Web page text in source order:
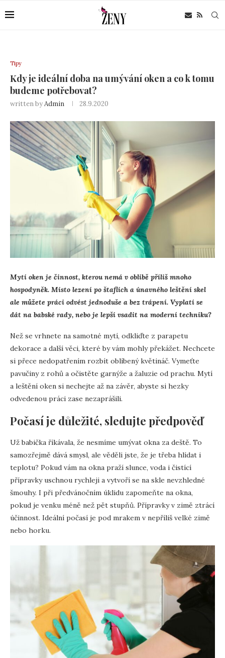
Tipy
Kdy je ideální doba na umývání oken a co k tomu
budeme potřebovat?
written byAdmin 28.9.2020
Mytí oken je činnost, kterou nemá v oblibě příliš mnoho
hospodyněk. Místo lezení po štaflích a únavného leštění skel
ale můžete práci odvést jednoduše a bez trápení. Vyplatí se
dát na babské rady, nebo je lepší vsadit na moderní techniku?
Než se vrhnete na samotné mytí, odkliďte z parapetu
dekorace a další věci, které by vám mohly překážet. Nechcete
si přece nedopatřením rozbít oblíbený květináč. Vymeťte
pavučiny z rohů a očistěte garnýže a žaluzie od prachu. Mytí
a leštění oken si nechejte až na závěr, abyste si hezky
odvedenou práci zase nezaprášili.
Počasí je důležité, sledujte předpověď
Už babička říkávala, že nesmíme umývat okna za deště. To
samozřejmě dává smysl, ale věděli jste, že je třeba hlídat i
teplotu? Pokud vám na okna praží slunce, voda i čistící
přípravky uschnou rychleji a vytvoří se na skle nevzhledné
šmouhy. I při předvánočním úklidu zapomeňte na okna,
pokud je venku méně než pět stupňů. Přípravky v zimě ztrácí
účinnost. Ideální počasí je pod mrakem v nepříliš velké zimě
nebo horku.